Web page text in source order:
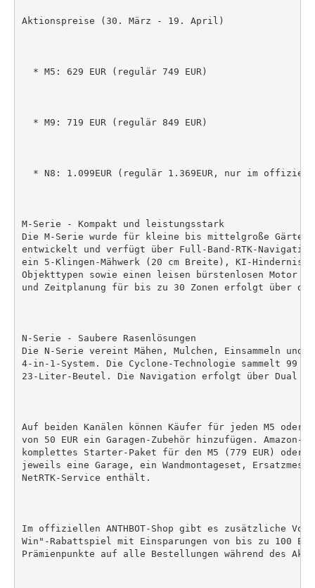
Aktionspreise (30. März - 19. April)
  * M5: 629 EUR (regulär 749 EUR)
  * M9: 719 EUR (regulär 849 EUR)
* N8: 1.099EUR (regulär 1.369EUR, nur im
M-Serie - Kompakt und leistungsstark
Die M-Serie wurde für kleine bis mittelgroße Gärten
entwickelt und verfügt über Full-Band-RTK-
ein 5-Klingen-Mähwerk (20 cm Breite), KI-
Objekttypen sowie einen leisen bürstenlosen Motor
und Zeitplanung für bis zu 30 Zonen erfolgt über die
N-Serie - Saubere Rasenlösungen
Die N-Serie vereint Mähen, Mulchen, Einsammeln und
4-in-1-System. Die Cyclone-Technologie sammelt 99
23-Liter-Beutel. Die Navigation erfolgt über Dual
Auf beiden Kanälen können Käufer für jeden M5 oder
von 50 EUR ein Garagen-Zubehör hinzufügen. Amazon-
komplettes Starter-Paket für den M5 (779 EUR) oder
jeweils eine Garage, ein Wandmontageset,
NetRTK-Service enthält.
Im offiziellen ANTHBOT-Shop gibt es zusätzliche
Win"-Rabattspiel mit Einsparungen von bis zu 100
Prämienpunkte auf alle Bestellungen während des